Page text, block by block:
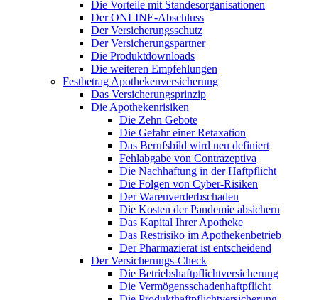
Die Vorteile mit Standesorganisationen
Der ONLINE-Abschluss
Der Versicherungsschutz
Der Versicherungspartner
Die Produktdownloads
Die weiteren Empfehlungen
Festbetrag Apothekenversicherung
Das Versicherungsprinzip
Die Apothekenrisiken
Die Zehn Gebote
Die Gefahr einer Retaxation
Das Berufsbild wird neu definiert
Fehlabgabe von Contrazeptiva
Die Nachhaftung in der Haftpflicht
Die Folgen von Cyber-Risiken
Der Warenverderbschaden
Die Kosten der Pandemie absichern
Das Kapital Ihrer Apotheke
Das Restrisiko im Apothekenbetrieb
Der Pharmazierat ist entscheidend
Der Versicherungs-Check
Die Betriebshaftpflichtversicherung
Die Vermögensschadenhaftpflicht